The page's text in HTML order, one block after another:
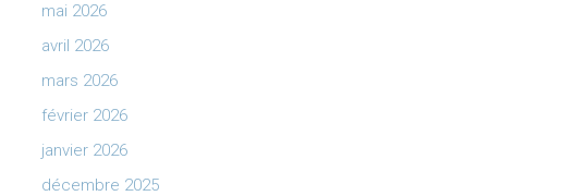
mai 2026
avril 2026
mars 2026
février 2026
janvier 2026
décembre 2025